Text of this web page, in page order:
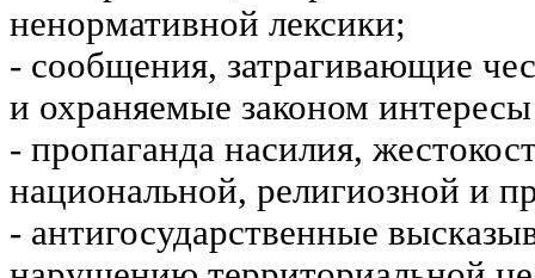
ненормативной лексики;
- сообщения, затрагивающие
и охраняемые законом
- пропаганда насилия,
национальной, религиозной и
- антигосударственные